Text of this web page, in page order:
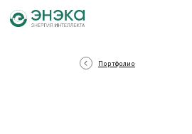
Портфолио